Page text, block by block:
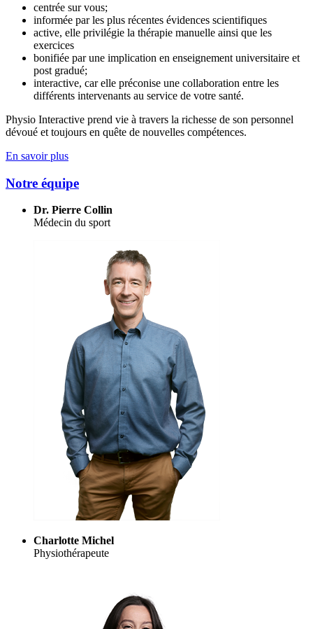
centrée sur vous;
informée par les plus récentes évidences scientifiques
active, elle privilégie la thérapie manuelle ainsi que les
exercices
bonifiée par une implication en enseignement universitaire et
post gradué;
interactive, car elle préconise une collaboration entre les
différents intervenants au service de votre santé.
Physio Interactive prend vie à travers la richesse de son personnel
dévoué et toujours en quête de nouvelles compétences.
En savoir plus
Notre équipe
Dr. Pierre Collin
Médecin du sport
Charlotte Michel
Physiothérapeute